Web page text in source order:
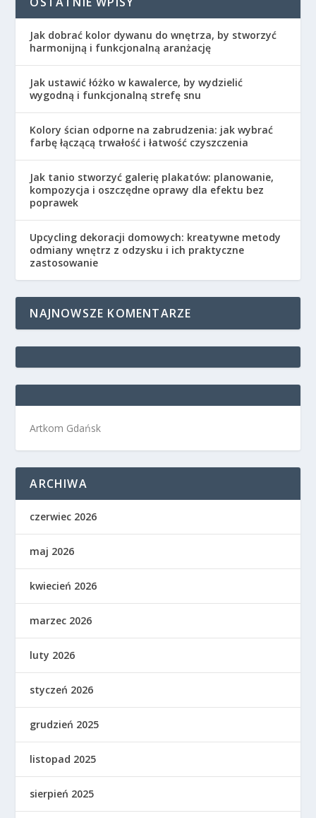
Jak dobrać kolor dywanu do wnętrza, by stworzyć
harmonijną i funkcjonalną aranżację
Jak ustawić łóżko w kawalerce, by wydzielić
wygodną i funkcjonalną strefę snu
Kolory ścian odporne na zabrudzenia: jak wybrać
farbę łączącą trwałość i łatwość czyszczenia
Jak tanio stworzyć galerię plakatów: planowanie,
kompozycja i oszczędne oprawy dla efektu bez
poprawek
Upcycling dekoracji domowych: kreatywne metody
odmiany wnętrz z odzysku i ich praktyczne
zastosowanie
NAJNOWSZE KOMENTARZE
Artkom Gdańsk
ARCHIWA
czerwiec 2026
maj 2026
kwiecień 2026
marzec 2026
luty 2026
styczeń 2026
grudzień 2025
listopad 2025
sierpień 2025